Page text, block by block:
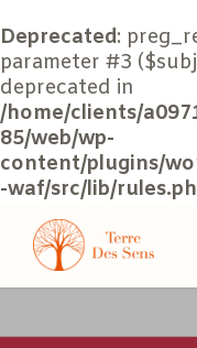
Deprecated:
parameter #3
deprecated in
/home/clients/
85/web/wp-
content/plugins/
-waf/src/lib/